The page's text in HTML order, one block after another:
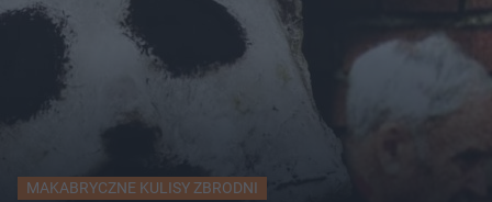
MAKABRYCZNE KULISY ZBRODNI